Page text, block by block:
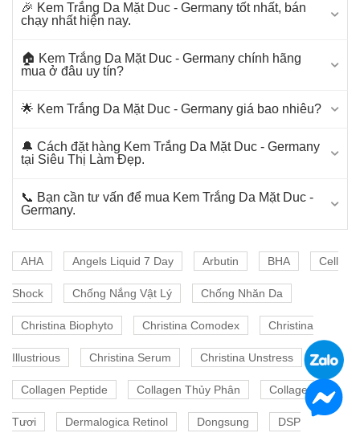
🎉 Kem Trắng Da Mặt Duc - Germany tốt nhất, bán
chạy nhất hiện nay.
🏠 Kem Trắng Da Mặt Duc - Germany chính hãng
mua ở đâu uy tín?
🌟 Kem Trắng Da Mặt Duc - Germany giá bao nhiêu?
🔔 Cách đặt hàng Kem Trắng Da Mặt Duc - Germany
tại Siêu Thị Làm Đẹp.
📞 Bạn cần tư vấn để mua Kem Trắng Da Mặt Duc -
Germany.
AHA Angels Liquid 7 Day Arbutin BHA Cell
Shock Chống Nắng Vật Lý Chống Nhăn Da
Christina Biophyto Christina Comodex Christina
Illustrious Christina Serum Christina Unstress
Collagen Peptide Collagen Thủy Phân Collagen
Tươi Dermalogica Retinol Dongsung DSP